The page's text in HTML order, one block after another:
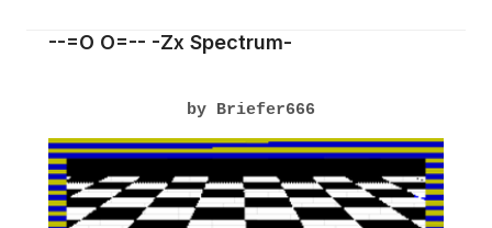
--=O O=-- -Zx Spectrum-
by Briefer666